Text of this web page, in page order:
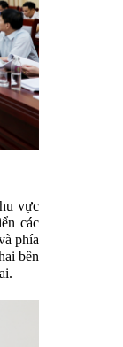
vực
các
phía
bên